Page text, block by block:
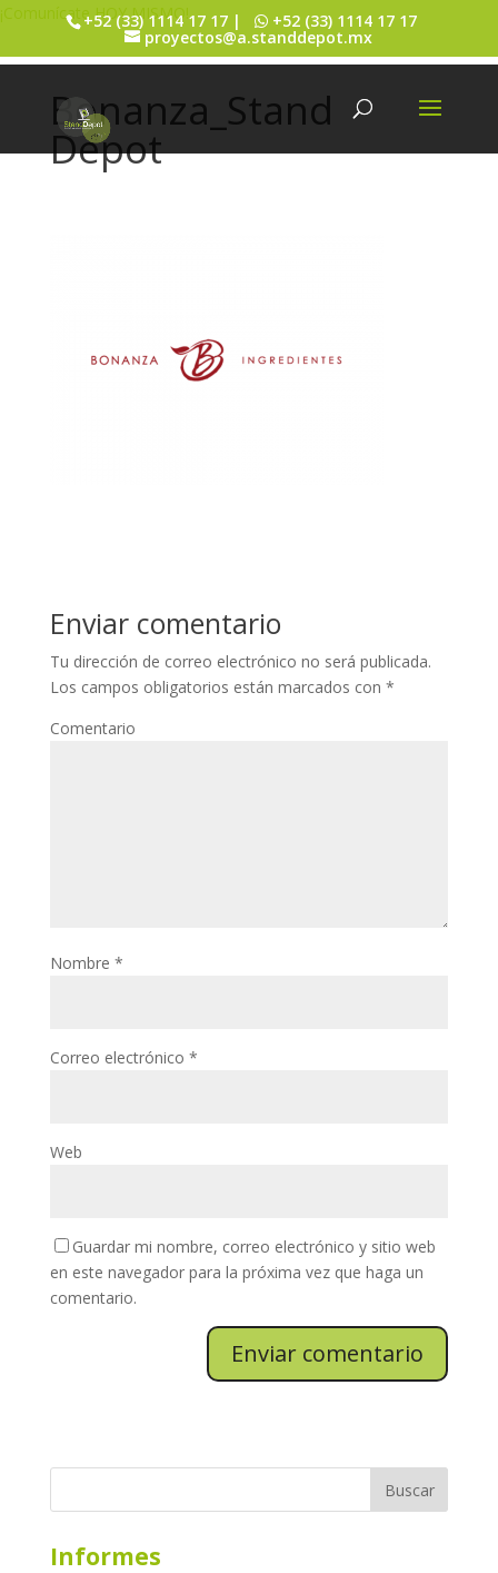
¡Comunícate HOY MISMO!
+52 (33) 1114 17 17 | +52 (33) 1114 17 17
proyectos@a.standdepot.mx
Bonanza_Stand
Depot
Enviar comentario
Tu dirección de correo electrónico no será publicada.
Los campos obligatorios están marcados con *
Comentario
Nombre *
Correo electrónico *
Web
Guardar mi nombre, correo electrónico y sitio web
en este navegador para la próxima vez que haga un
comentario.
Informes